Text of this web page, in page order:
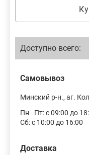
Доступно всего:
Самовывоз
Минский р-н., аг.
Пн - Пт: с 09:00 до
Сб: с 10:00 до 16:00
Доставка